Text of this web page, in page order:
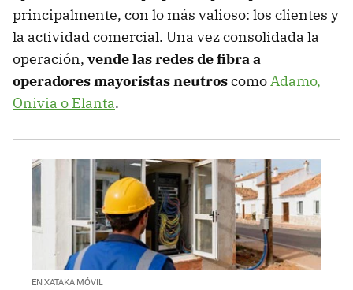
principalmente, con lo más valioso: los clientes y
la actividad comercial. Una vez consolidada la
operación, vende las redes de fibra a
operadores mayoristas neutroscomoAdamo,
Onivia o Elanta.
EN XATAKA MÓVIL